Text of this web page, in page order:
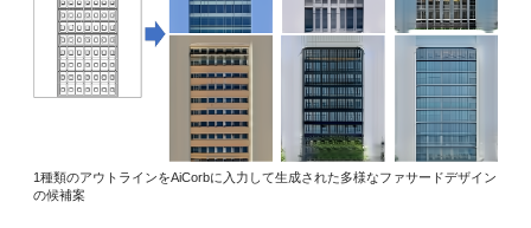
1種類のアウトラインをAiCorbに入力して生成された多様なファサードデザイン
の候補案